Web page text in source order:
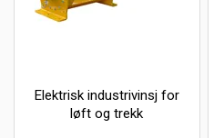
Elektrisk industrivinsj for
løft og trekk